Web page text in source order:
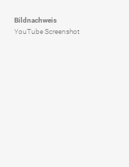
Bildnachweis
YouTube Screenshot